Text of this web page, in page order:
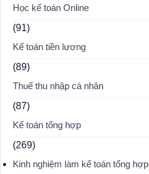
Học kế toán Online
(91)
Kế toán tiền lương
(89)
Thuế thu nhập cá nhân
(87)
Kế toán tổng hợp
(269)
Kinh nghiệm làm kế toán tổng hợp